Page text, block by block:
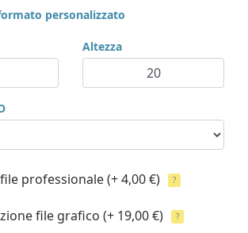
personalizzato
Altezza
professionale(+ 4,00 €) ?
file grafico (+ 19,00 €) ?